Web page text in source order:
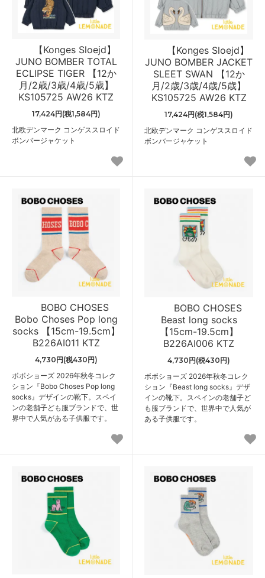
【Konges Sloejd】
JUNO BOMBER TOTAL
ECLIPSE TIGER 【12か
月/2歳/3歳/4歳/5歳】
KS105725 AW26 KTZ
17,424円(税1,584円)
北欧デンマーク コンゲススロイド
ボンバージャケット
【Konges Sloejd】
JUNO BOMBER JACKET
SLEET SWAN 【12か
月/2歳/3歳/4歳/5歳】
KS105725 AW26 KTZ
17,424円(税1,584円)
北欧デンマーク コンゲススロイド
ボンバージャケット
BOBO CHOSES
Bobo Choses Pop long
socks 【15cm-19.5cm】
B226AI011 KTZ
4,730円(税430円)
ボボショーズ 2026年秋冬コレク
ション『Bobo Choses Pop long
socks』デザインの靴下。スペイ
ンの老舗子ども服ブランドで、世
界中で人気がある子供服です。
BOBO CHOSES
Beast long socks
【15cm-19.5cm】
B226AI006 KTZ
4,730円(税430円)
ボボショーズ 2026年秋冬コレク
ション『Beast long socks』デザ
インの靴下。スペインの老舗子ど
も服ブランドで、世界中で人気が
ある子供服です。